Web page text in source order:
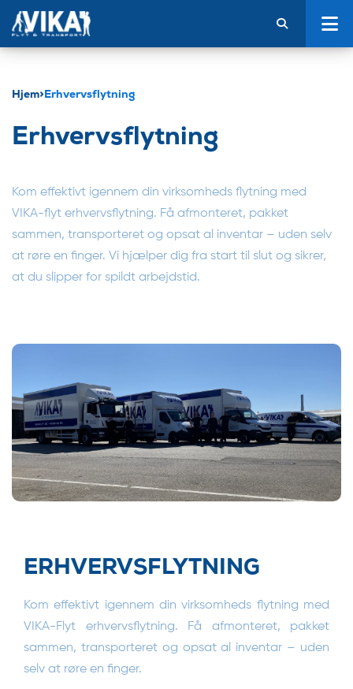
Hjem>Erhvervsflytning
Erhvervsflytning
Kom effektivt igennem din virksomheds flytning med
VIKA-flyt erhvervsflytning. Få afmonteret, pakket
sammen, transporteret og opsat al inventar – uden selv
at røre en finger. Vi hjælper dig fra start til slut og sikrer,
at du slipper for spildt arbejdstid.
ERHVERVSFLYTNING
Kom effektivt igennem din virksomheds flytning med
VIKA-Flyt erhvervsflytning. Få afmonteret, pakket
sammen, transporteret og opsat al inventar – uden
selv at røre en finger.